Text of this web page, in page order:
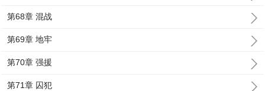
第68章 混战
第69章 地牢
第70章 强援
第71章 囚犯